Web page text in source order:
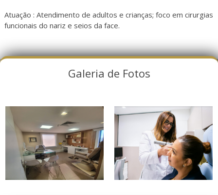
Atuação : Atendimento de adultos e crianças; foco em cirurgias
funcionais do nariz e seios da face.
Galeria de Fotos